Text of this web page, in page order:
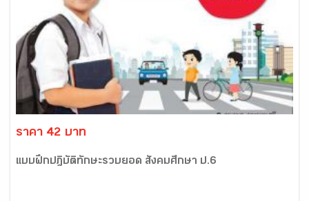
ราคา 42 บาท
แบบฝึกปฎิบัติทักษะรวบยอด สังคมศึกษา ป.6